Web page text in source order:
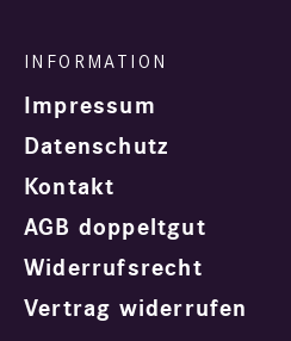
Impressum
Datenschutz
Kontakt
AGB doppeltgut
Widerrufsrecht
Vertrag widerrufen